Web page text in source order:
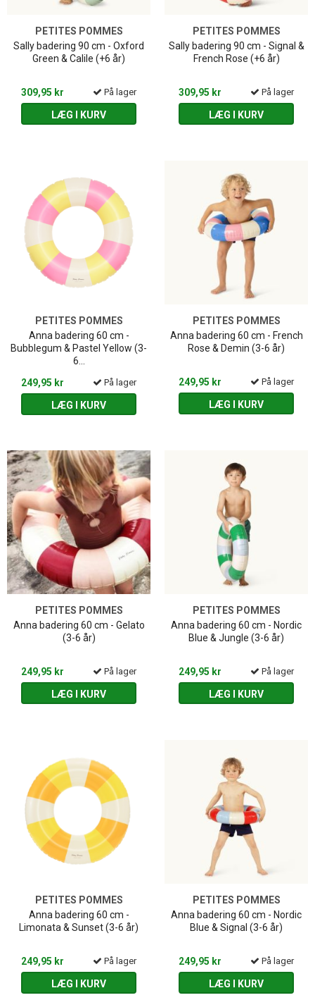
PETITES POMMES
Sally badering 90 cm - Oxford
Green & Calile (+6 år)
309,95 kr På lager
LÆG I KURV
PETITES POMMES
Sally badering 90 cm - Signal &
French Rose (+6 år)
309,95 kr På lager
LÆG I KURV
PETITES POMMES
Anna badering 60 cm -
Bubblegum & Pastel Yellow (3-
6...
249,95 kr
På lager
LÆG I KURV
PETITES POMMES
Anna badering 60 cm - French
Rose & Demin (3-6 år)
249,95 kr På lager
LÆG I KURV
PETITES POMMES
Anna badering 60 cm - Gelato
(3-6 år)
249,95 kr På lager
LÆG I KURV
PETITES POMMES
Anna badering 60 cm - Nordic
Blue & Jungle (3-6 år)
249,95 kr På lager
LÆG I KURV
PETITES POMMES
Anna badering 60 cm -
Limonata & Sunset (3-6 år)
249,95 kr På lager
LÆG I KURV
PETITES POMMES
Anna badering 60 cm - Nordic
Blue & Signal (3-6 år)
249,95 kr På lager
LÆG I KURV